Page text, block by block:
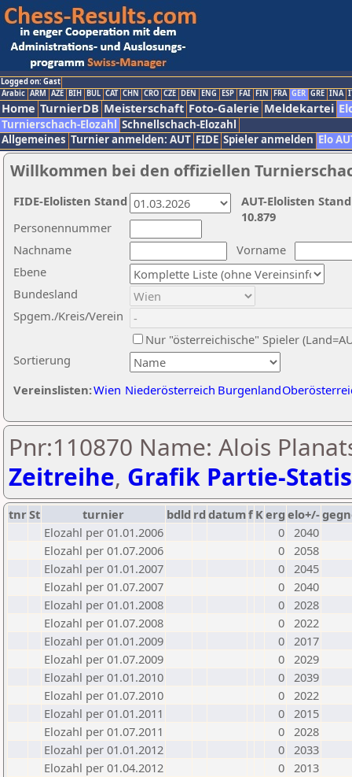
Logged on: Gast
Arabic ARM AZE BIH BUL CAT CHN CRO CZE DEN ENG ESP FAI FIN FRA GER GRE INA
Home TurnierDB Meisterschaft Foto-Galerie Meldekartei
Turnierschach-Elozahl Schnellschach-Elozahl
Allgemeines Turnier anmelden: AUT FIDE Spieler anmelden Elo
Willkommen bei den offiziellen
Nachname
Vorname
Ebene
Sortierung
Personennummer
Bundesland
Spgem./Kreis/Verein
Nur "österreichische" Spieler
Vereinslisten:Wien Niederösterreich Burgenland
AUT-Elolisten
10.879
FIDE-Elolisten Stand
Pnr:110870 Name: Alois
Zeitreihe, Grafik Partie-
tnrSt turnier bdld rd datumf Kerg elo+/-
Elozahl per 01.01.2006
0 2040
Elozahl per 01.07.2006
0 2058
Elozahl per 01.01.2007
0 2045
Elozahl per 01.07.2007
0 2040
Elozahl per 01.01.2008
0 2028
Elozahl per 01.07.2008
0 2022
Elozahl per 01.01.2009
0 2017
Elozahl per 01.07.2009
0 2029
Elozahl per 01.01.2010
0 2039
Elozahl per 01.07.2010
0 2022
Elozahl per 01.01.2011
0 2015
Elozahl per 01.07.2011
0 2028
Elozahl per 01.01.2012
0 2033
Elozahl per 01.04.2012
0 2013